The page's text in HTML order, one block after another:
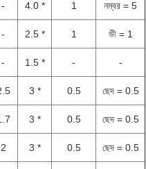
- 4.0 * 1 নম্বর = 5
- 2.5 * 1 ভী = 1
- 1.5 * - -
3 * 0.5 ছেদ = 0.5
3 * 0.5 ছেদ = 0.5
2 3 * 0.5 ছেদ = 0.5